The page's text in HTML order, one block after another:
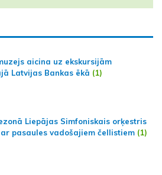
aicina uz ekskursijām
Latvijas Bankas ēkā (1)
Liepājas Simfoniskais orķestris
pasaules vadošajiem čellistiem (1)